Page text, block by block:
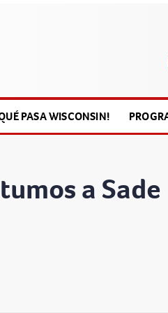
PASA WISCONSIN!
a Sade